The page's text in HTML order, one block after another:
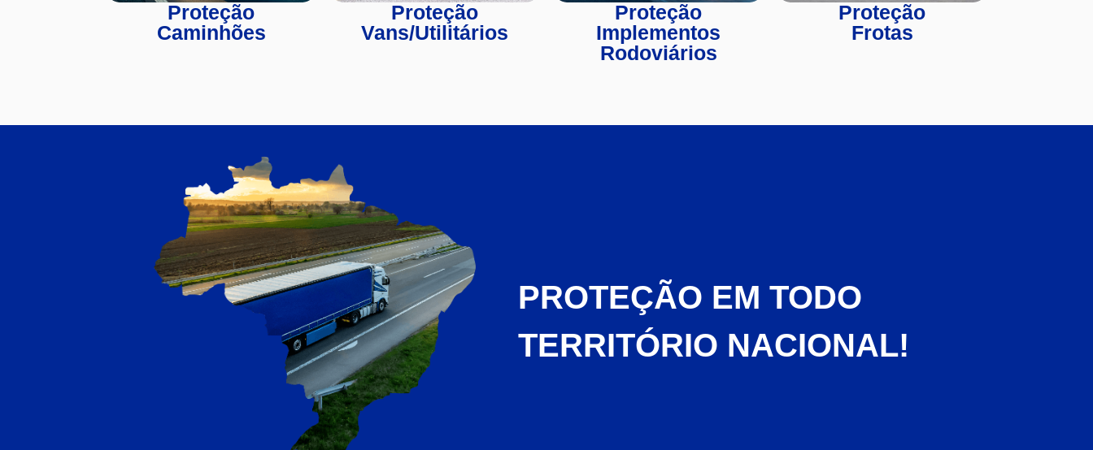
Proteção
Caminhões
Proteção
Vans/Utilitários
Proteção
Implementos
Rodoviários
Proteção
Frotas
PROTEÇÃO EM TODO
TERRITÓRIO NACIONAL!